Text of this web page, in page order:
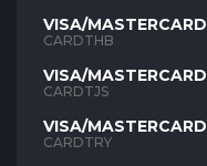
VISA/MASTERCARD
THB
CARDTHB
VISA/MASTERCARD
TJS
CARDTJS
VISA/MASTERCARD
TYR
CARDTRY